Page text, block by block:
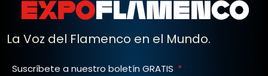
La Voz del Flamenco en el Mundo.
Suscríbete a nuestro boletín GRATIS